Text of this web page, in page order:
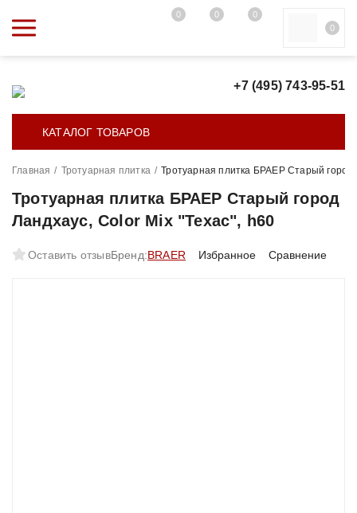
0 0
0
0
+7 (495) 743-95-51
КАТАЛОГ ТОВАРОВ
Главная / Тротуарная плитка / Тротуарная плитка БРАЕР Старый город
Тротуарная плитка БРАЕР Старый город
Ландхаус, Color Mix "Техас", h60
Оставить отзывБренд:BRAER Избранное Сравнение